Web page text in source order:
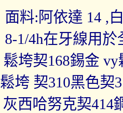
面料:阿依達 14 ,
8-1/4h在牙線用
鬆垮契168錫金
鬆垮 契310黑色契
灰西哈努克契414